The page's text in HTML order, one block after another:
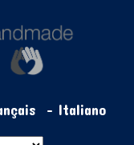
- Italiano